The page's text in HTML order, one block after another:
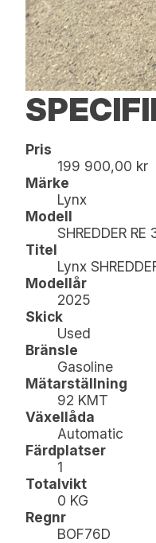
Pris
199 900,00 kr
Märke
Lynx
Modell
SHREDDER
Titel
Lynx
Modellår
2025
Skick
Used
Bränsle
Gasoline
Mätarställning
92 KMT
Växellåda
Automatic
Färdplatser
1
Totalvikt
0 KG
Regnr
BOF76D